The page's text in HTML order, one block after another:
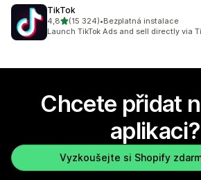
TikTok
4,8z 5 hvězd
(15 324)
Celkový počet recenzí: 15324
•Bezplatná instalace
Launch TikTok Ads and sell directly via
Chcete přidat
aplikaci?
Vyzkoušejte si Shopify